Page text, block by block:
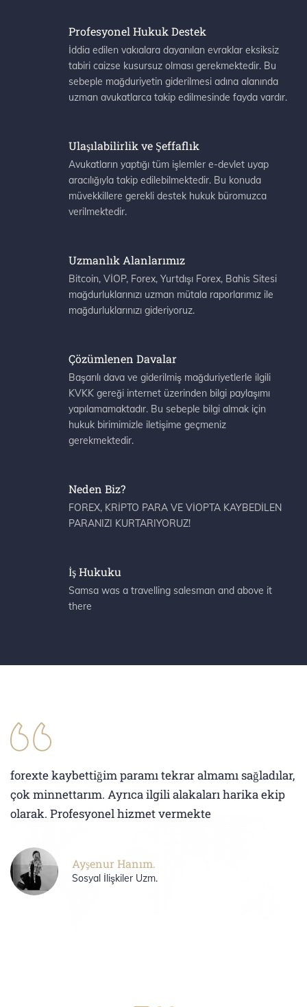
Profesyonel Hukuk Destek
İddia edilen vakıalara dayanılan evraklar eksiksiz
tabiri caizse kusursuz olması gerekmektedir. Bu
sebeple mağduriyetin giderilmesi adına alanında
uzman avukatlarca takip edilmesinde fayda vardır.
Ulaşılabilirlik ve Şeffaflık
Avukatların yaptığı tüm işlemler e-devlet uyap
aracılığıyla takip edilebilmektedir. Bu konuda
müvekkillere gerekli destek hukuk büromuzca
verilmektedir.
Uzmanlık Alanlarımız
Bitcoin, VİOP, Forex, Yurtdışı Forex, Bahis Sitesi
mağdurluklarınızı uzman mütala raporlarımız ile
mağdurluklarınızı gideriyoruz.
Çözümlenen Davalar
Başarılı dava ve giderilmiş mağduriyetlerle ilgili
KVKK gereği internet üzerinden bilgi paylaşımı
yapılamamaktadır. Bu sebeple bilgi almak için
hukuk birimimizle iletişime geçmeniz
gerekmektedir.
Neden Biz?
FOREX, KRİPTO PARA VE VİOPTA KAYBEDİLEN
PARANIZI KURTARIYORUZ!
İş Hukuku
Samsa was a travelling salesman and above it
there
forexte kaybettiğim paramı tekrar almamı sağladılar,
çok minnettarım. Ayrıca ilgili alakaları harika ekip
olarak. Profesyonel hizmet vermekte
Ayşenur Hanım.
Sosyal İlişkiler Uzm.